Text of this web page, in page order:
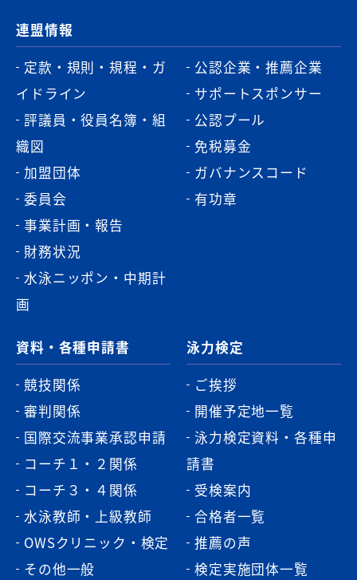
連盟情報
定款・規則・規程・ガ
イドライン
評議員・役員名簿・組
織図
加盟団体
委員会
事業計画・報告
財務状況
水泳ニッポン・中期計
画
公認企業・推薦企業
サポートスポンサー
公認プール
免税募金
ガバナンスコード
有功章
資料・各種申請書
競技関係
審判関係
国際交流事業承認申請
コーチ１・２関係
コーチ３・４関係
水泳教師・上級教師
OWSクリニック・検定
その他一般
泳力検定
ご挨拶
開催予定地一覧
泳力検定資料・各種申
請書
受検案内
合格者一覧
推薦の声
検定実施団体一覧